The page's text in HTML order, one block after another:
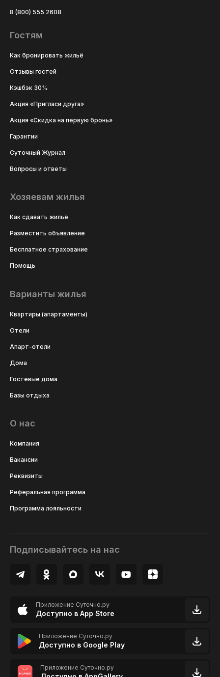
8 (800) 555 2608
Гостям
Как бронировать жильё
Отзывы гостей
Кэшбэк 30%
Акция «Пригласи друга»
Акция «Скидка на первую бронь»
Гарантии
Суточный Журнал
Вопросы и ответы
Хозяевам жилья
Как сдавать жильё
Разместить объявление
Бесплатное страхование
Помощь
Варианты жилья
Квартиры (апартаменты)
Отели
Апарт-отели
Дома
Гостевые дома
Базы отдыха
О нас
Компания
Вакансии
Реквизиты
Реферальная программа
Программа лояльности
Подписывайтесь на нас
Приложение Суточно.ру
Доступно в App Store
Приложение Суточно.ру
Доступно в Google Play
Приложение Суточно.ру